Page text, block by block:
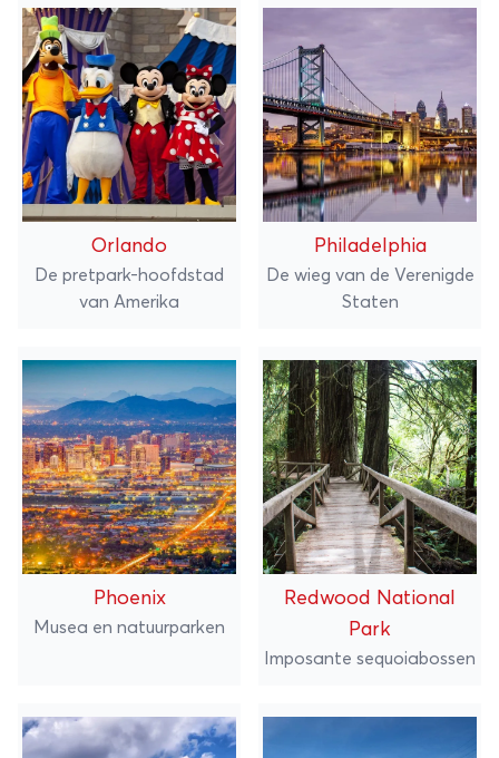
Orlando
De pretpark-hoofdstad
van Amerika
Philadelphia
De wieg van de Verenigde
Staten
Phoenix
Musea en natuurparken
Redwood National
Park
Imposante sequoiabossen